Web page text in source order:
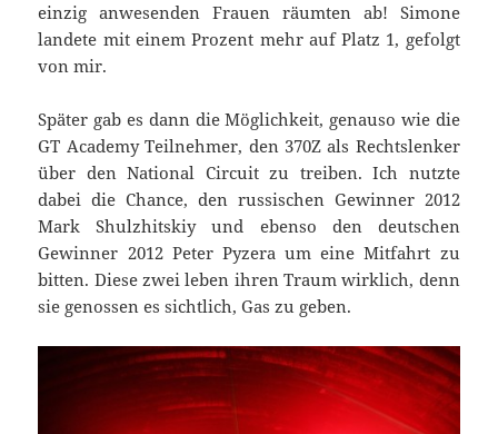
einzig anwesenden Frauen räumten ab! Simone
landete mit einem Prozent mehr auf Platz 1, gefolgt
von mir.
Später gab es dann die Möglichkeit, genauso wie die
GT Academy Teilnehmer, den 370Z als Rechtslenker
über den National Circuit zu treiben. Ich nutzte
dabei die Chance, den russischen Gewinner 2012
Mark Shulzhitskiy und ebenso den deutschen
Gewinner 2012 Peter Pyzera um eine Mitfahrt zu
bitten. Diese zwei leben ihren Traum wirklich, denn
sie genossen es sichtlich, Gas zu geben.